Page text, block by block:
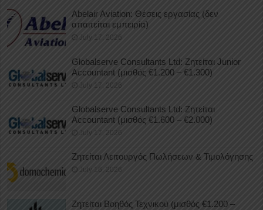
Abelair Aviation: Θέσεις εργασίας (δεν
απαιτείται εμπειρία)
July 17, 2026
Globalserve Consultants Ltd: Ζητείται Junior
Accountant (μισθός €1.200 – €1.300)
July 17, 2026
Globalserve Consultants Ltd: Ζητείται
Accountant (μισθός €1.600 – €2.000)
July 17, 2026
Ζητείται Λειτουργός Πωλήσεων & Τιμολόγησης
July 16, 2026
Ζητείται Βοηθός Τεχνικού (μισθός €1.200 –